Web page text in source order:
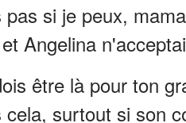
si je peux,
Angelina
être là pour ton
cela, surtout si son